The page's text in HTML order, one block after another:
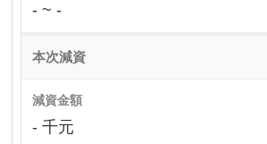
- ~ -
本次減資
減資金額
- 千元